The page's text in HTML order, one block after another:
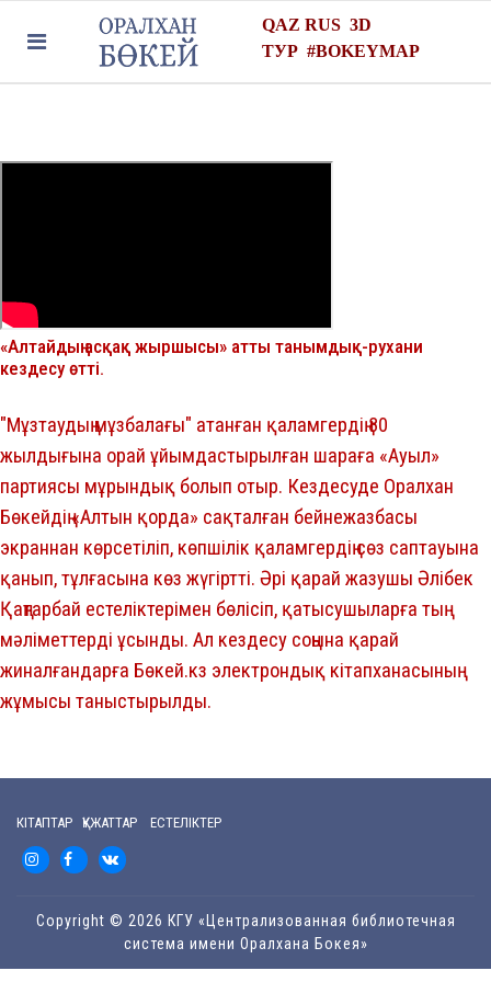
QAZ RUS 3D
ТУР #BOKEYMAP
«Алтайдың асқақ жыршысы» атты танымдық-рухани
кездесу өтті.
"Мұзтаудың мұзбалағы" атанған қаламгердің 80
жылдығына орай ұйымдастырылған шараға «Ауыл»
партиясы мұрындық болып отыр. Кездесуде Оралхан
Бөкейдің «Алтын қорда» сақталған бейнежазбасы
экраннан көрсетіліп, көпшілік қаламгердің сөз саптауына
қанып, тұлғасына көз жүгіртті. Әрі қарай жазушы Әлібек
Қаңтарбай естеліктерімен бөлісіп, қатысушыларға тың
мәліметтерді ұсынды. Ал кездесу соңына қарай
жиналғандарға Бөкей.кз электрондық кітапханасының
жұмысы таныстырылды.
КІТАПТАР ҚҰЖАТТАР ЕСТЕЛІКТЕР
Copyright © 2026 КГУ «Централизованная библиотечная
система имени Оралхана Бокея»